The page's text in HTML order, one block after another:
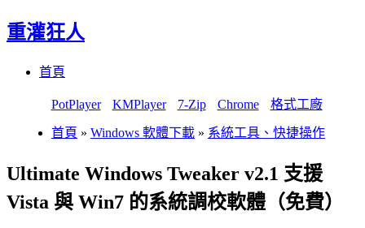
重灌狂人
首頁
PotPlayer KMPlayer 7-Zip Chrome 格式工廠
首頁 » Windows 軟體下載 » 系統工具、快捷操作
Ultimate Windows Tweaker v2.1 支援
Vista 與 Win7 的系統調校軟體（免費）